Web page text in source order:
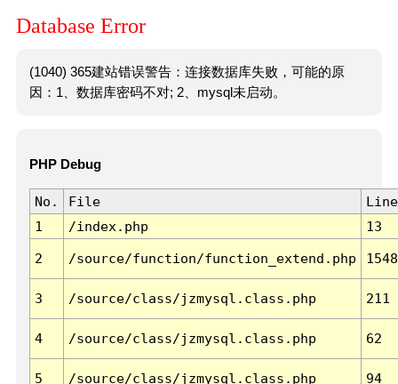
Database Error
(1040) 365建站错误警告：连接数据库失败，可能的原
因：1、数据库密码不对; 2、mysql未启动。
PHP Debug
No. File
Line
1
/index.php 13
2 /source/function/function_extend.php 1548
3 /source/class/jzmysql.class.php 211
4 /source/class/jzmysql.class.php 62
5 /source/class/jzmysql.class.php 94